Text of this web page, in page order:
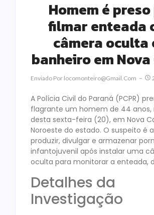
Homem é
filmar enteada
câmera oculta
banheiro em
Enviado Por Locomonteiro@gmail.com
A Polícia Civil do Paraná (PCPR)
flagrante um homem de 44 anos,
desta sexta-feira (20), em Nova
Noroeste do estado. O suspeito é
produzir, divulgar e armazenar
infantojuvenil após instalar uma
oculta para monitorar a enteada,
Detalhes da
Investigação